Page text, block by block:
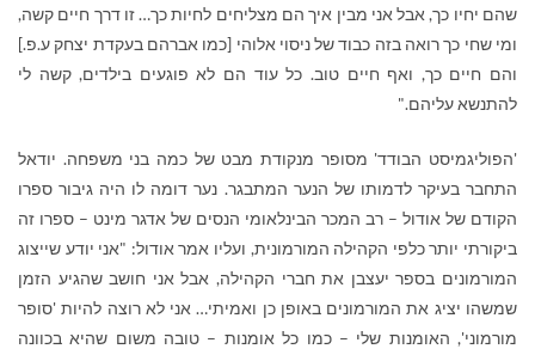
שהם יחיו כך, אבל אני מבין איך הם מצליחים לחיות כך… זו דרך חיים קשה,
ומי שחי כך רואה בזה כבוד של ניסוי אלוהי [כמו אברהם בעקדת יצחק ע.פ.]
והם חיים כך, ואף חיים טוב. כל עוד הם לא פוגעים בילדים, קשה לי
להתנשא עליהם."
'הפוליגמיסט הבודד' מסופר מנקודת מבט של כמה בני משפחה. יודאל
התחבר בעיקר לדמותו של הנער המתבגר. נער דומה לו היה גיבור ספרו
הקודם של אודול – רב המכר הבינלאומי הנסים של אדגר מינט – ספרו זה
ביקורתי יותר כלפי הקהילה המורמונית, ועליו אמר אודול: "אני יודע שייצוג
המורמונים בספר יעצבן את חברי הקהילה, אבל אני חושב שהגיע הזמן
שמשהו יציג את המורמונים באופן כן ואמיתי… אני לא רוצה להיות 'סופר
מורמוני', האומנות שלי – כמו כל אומנות – טובה משום שהיא בכוונה